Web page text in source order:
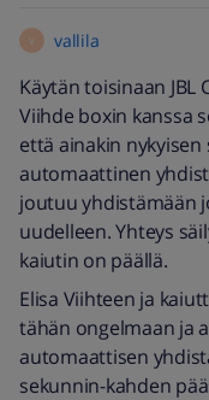
V vallila
Käytän toisinaan
Viihde boxin kanssa
että ainakin
automaattinen
joutuu yhdistämään
uudelleen. Yhteys
kaiutin on päällä.
Elisa Viihteen ja
tähän ongelmaan ja
automaattisen
sekunnin-kahden